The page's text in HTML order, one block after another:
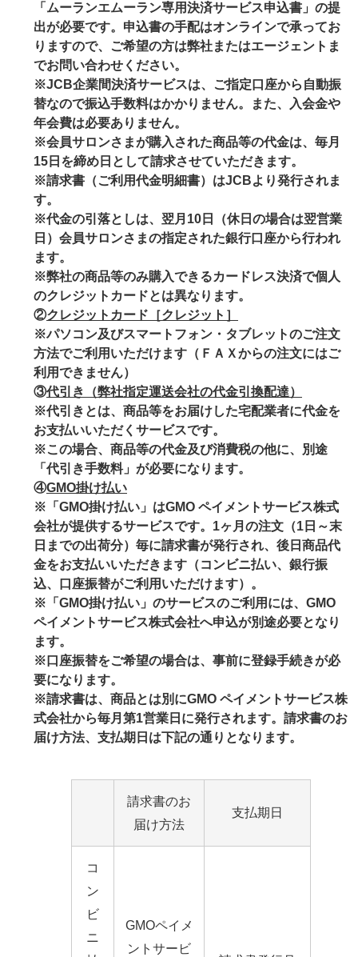
「ムーランエムーラン専用決済サービス申込書」の提
出が必要です。申込書の手配はオンラインで承ってお
りますので、ご希望の方は弊社またはエージェントま
でお問い合わせください。
※JCB企業間決済サービスは、ご指定口座から自動振
替なので振込手数料はかかりません。また、入会金や
年会費は必要ありません。
※会員サロンさまが購入された商品等の代金は、毎月
15日を締め日として請求させていただきます。
※請求書（ご利用代金明細書）はJCBより発行されま
す。
※代金の引落としは、翌月10日（休日の場合は翌営業
日）会員サロンさまの指定された銀行口座から行われ
ます。
※弊社の商品等のみ購入できるカードレス決済で個人
のクレジットカードとは異なります。
②クレジットカード［クレジット］
※パソコン及びスマートフォン・タブレットのご注文
方法でご利用いただけます（ＦＡＸからの注文にはご
利用できません）
③代引き（弊社指定運送会社の代金引換配達）
※代引きとは、商品等をお届けした宅配業者に代金を
お支払いいただくサービスです。
※この場合、商品等の代金及び消費税の他に、別途
「代引き手数料」が必要になります。
④GMO掛け払い
※「GMO掛け払い」はGMO ペイメントサービス株式
会社が提供するサービスです。1ヶ月の注文（1日～末
日までの出荷分）毎に請求書が発行され、後日商品代
金をお支払いいただきます（コンビニ払い、銀行振
込、口座振替がご利用いただけます）。
※「GMO掛け払い」のサービスのご利用には、GMO
ペイメントサービス株式会社へ申込が別途必要となり
ます。
※口座振替をご希望の場合は、事前に登録手続きが必
要になります。
※請求書は、商品とは別にGMO ペイメントサービス株
式会社から毎月第1営業日に発行されます。請求書のお
届け方法、支払期日は下記の通りとなります。
請求書のお
届け方法
支払期日
コ
ン
ビ
ニ
GMOペイメ
ントサービ